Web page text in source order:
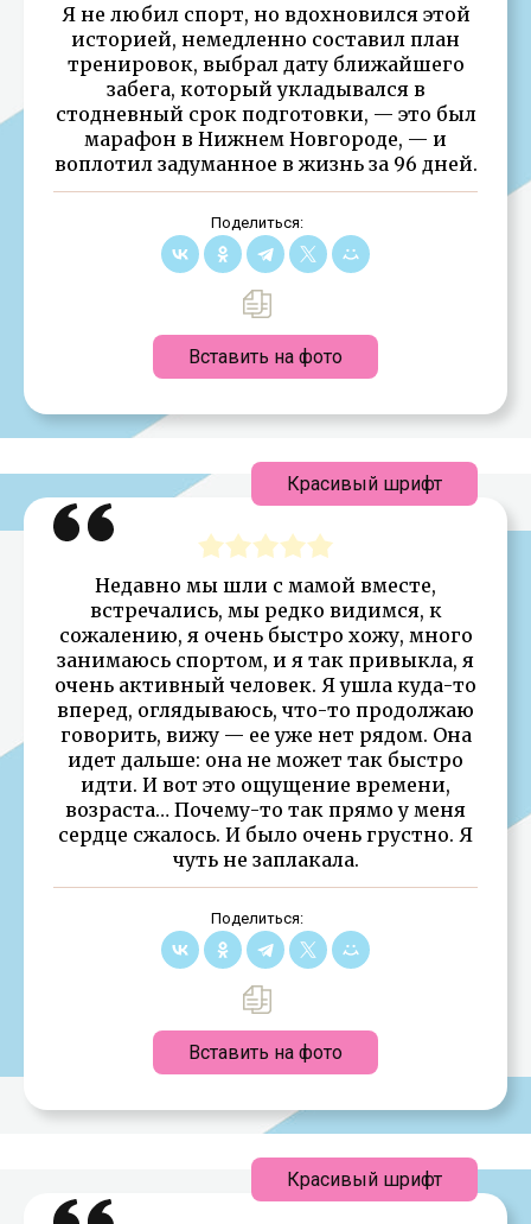
Я не любил спорт, но вдохновился этой
историей, немедленно составил план
тренировок, выбрал дату ближайшего
забега, который укладывался в
стодневный срок подготовки, — это был
марафон в Нижнем Новгороде, — и
воплотил задуманное в жизнь за 96 дней.
Поделиться:
Вставить на фото
Недавно мы шли с мамой вместе,
встречались, мы редко видимся, к
сожалению, я очень быстро хожу, много
занимаюсь спортом, и я так привыкла, я
очень активный человек. Я ушла куда-то
вперед, оглядываюсь, что-то продолжаю
говорить, вижу — ее уже нет рядом. Она
идет дальше: она не может так быстро
идти. И вот это ощущение времени,
возраста… Почему-то так прямо у меня
сердце сжалось. И было очень грустно. Я
чуть не заплакала.
Поделиться:
Вставить на фото
Красивый шрифт
Красивый шрифт